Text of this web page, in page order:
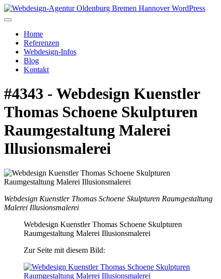
Home
Referenzen
Webdesign-Infos
Blog
Kontakt
#4343 - Webdesign Kuenstler
Thomas Schoene Skulpturen
Raumgestaltung Malerei
Illusionsmalerei
Webdesign Kuenstler Thomas Schoene Skulpturen Raumgestaltung
Malerei Illusionsmalerei
Webdesign Kuenstler Thomas Schoene Skulpturen
Raumgestaltung Malerei Illusionsmalerei
Zur Seite mit diesem Bild: